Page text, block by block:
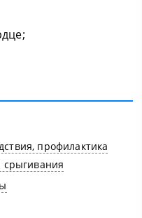
профилактика